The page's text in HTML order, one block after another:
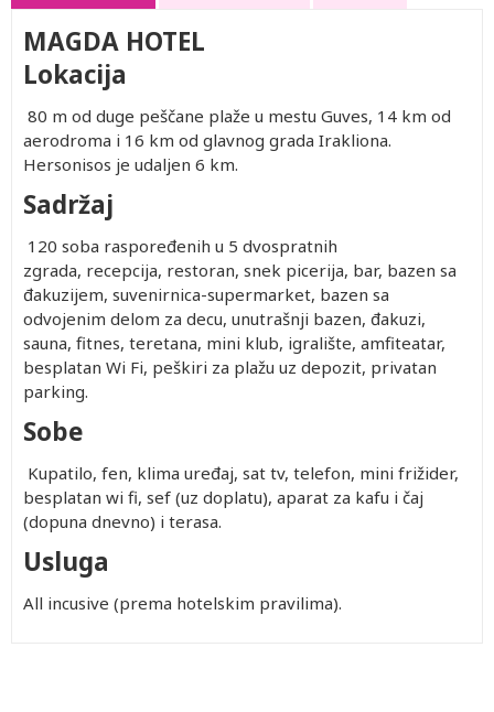
MAGDA HOTEL
Lokacija
80 m od duge peščane plaže u mestu Guves, 14 km od
aerodroma i 16 km od glavnog grada Irakliona.
Hersonisos je udaljen 6 km.
Sadržaj
120 soba raspoređenih u 5 dvospratnih
zgrada, recepcija, restoran, snek picerija, bar, bazen sa
đakuzijem, suvenirnica-supermarket, bazen sa
odvojenim delom za decu, unutrašnji bazen, đakuzi,
sauna, fitnes, teretana, mini klub, igralište, amfiteatar,
besplatan Wi Fi, peškiri za plažu uz depozit, privatan
parking.
Sobe
Kupatilo, fen, klima uređaj, sat tv, telefon, mini frižider,
besplatan wi fi, sef (uz doplatu), aparat za kafu i čaj
(dopuna dnevno) i terasa.
Usluga
All incusive (prema hotelskim pravilima).